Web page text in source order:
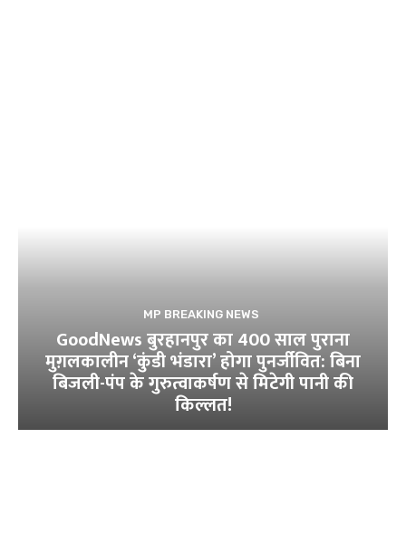
MP BREAKING NEWS
GoodNews बुरहानपुर का 400 साल पुराना
मुग़लकालीन ‘कुंडी भंडारा’ होगा पुनर्जीवित: बिना
बिजली-पंप के गुरुत्वाकर्षण से मिटेगी पानी की
किल्लत!